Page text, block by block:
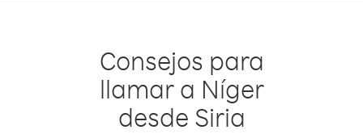
Consejos para
llamar a Níger
desde Siria